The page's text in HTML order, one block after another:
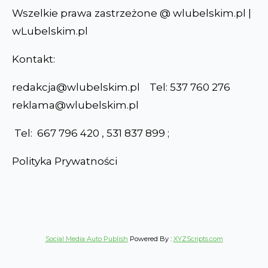
Wszelkie prawa zastrzeżone @ wlubelskim.pl |
wLubelskim.pl
Kontakt:
redakcja@wlubelskim.pl Tel: 537 760 276
reklama@wlubelskim.pl
Tel: 667 796 420 , 531 837 899 ;
Polityka Prywatności
Social Media Auto Publish Powered By : XYZScripts.com